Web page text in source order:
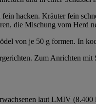
hacken. Kräuter fein
die Mischung vom Herd
von je 50 g formen. In
Zum Anrichten
laut LMIV (8.400